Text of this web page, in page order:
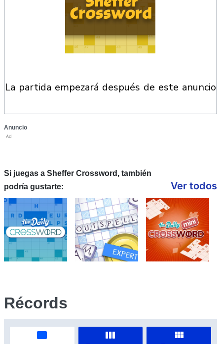
la partida empezará después de este anuncio
Anuncio
Ad
Si juegas a Sheffer Crossword, también
podría gustarte:
Ver todos
Récords